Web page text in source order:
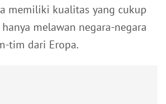
memiliki kualitas yang cukup
melawan negara-negara
tim dari Eropa.